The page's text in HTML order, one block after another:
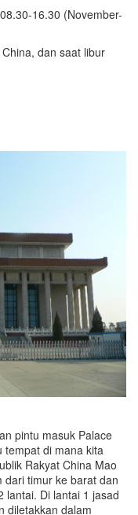
16.30 (November-
dan saat libur
pintu masuk Palace
tempat di mana kita
Rakyat China Mao
dari timur ke barat dan
lantai. Di lantai 1 jasad
diletakkan dalam